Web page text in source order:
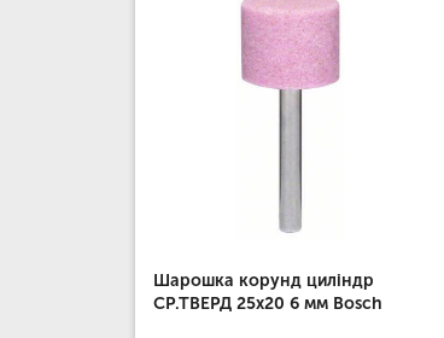
Шарошка корунд циліндр
СР.ТВЕРД 25х20 6 мм Bosch